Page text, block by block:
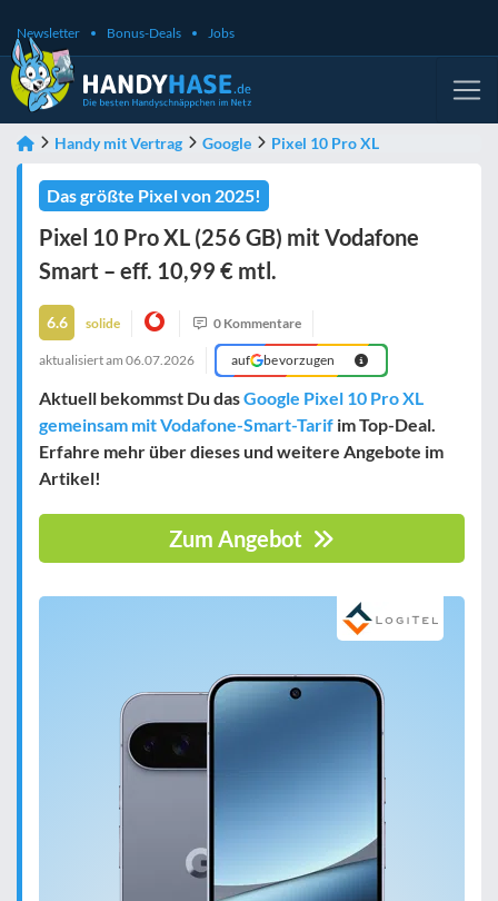
Newsletter Bonus-Deals Jobs
Handy mit Vertrag Google Pixel 10 Pro XL
Das größte Pixel von 2025!
Pixel 10 Pro XL (256 GB) mit Vodafone
Smart – eff. 10,99 € mtl.
6.6 solide 0 Kommentare
aktualisiert am 06.07.2026 auf bevorzugen
Aktuell bekommst Du dasGoogle Pixel 10 Pro XL
gemeinsam mit Vodafone-Smart-Tarif im Top-Deal.
Erfahre mehr über dieses und weitere Angebote im
Artikel!
Zum Angebot